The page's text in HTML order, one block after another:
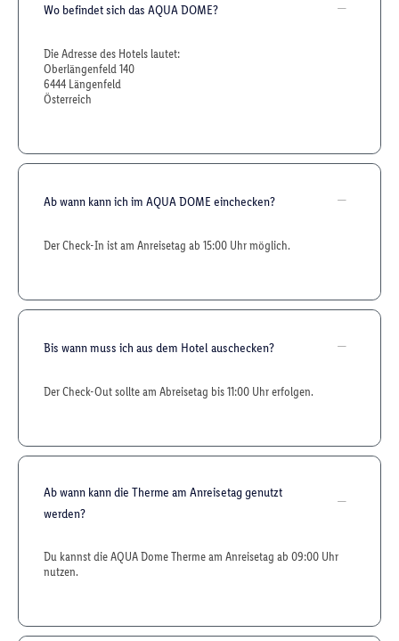
Wo befindet sich das AQUA DOME?
Die Adresse des Hotels lautet:
Oberlängenfeld 140
6444 Längenfeld
Österreich
Ab wann kann ich im AQUA DOME einchecken?
Der Check-In ist am Anreisetag ab 15:00 Uhr möglich.
Bis wann muss ich aus dem Hotel auschecken?
Der Check-Out sollte am Abreisetag bis 11:00 Uhr erfolgen.
Ab wann kann die Therme am Anreisetag genutzt
werden?
Du kannst die AQUA Dome Therme am Anreisetag ab 09:00 Uhr
nutzen.